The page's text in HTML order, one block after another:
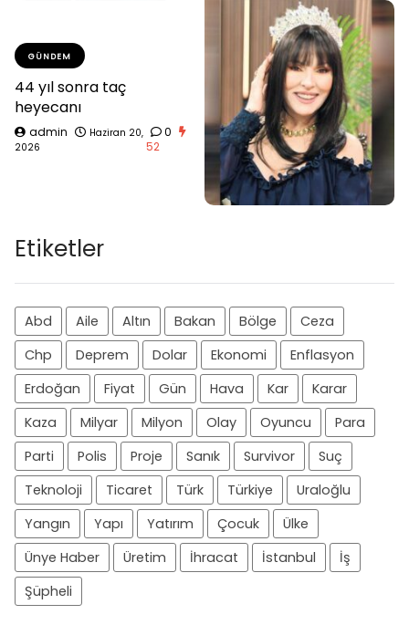
GÜNDEM
44 yıl sonra taç
heyecanı
admin
Haziran 20,
2026
0
52
Etiketler
Abd Aile Altın Bakan Bölge
Ceza
Chp
Deprem Dolar Ekonomi
Enflasyon
Erdoğan
Fiyat Gün Hava Kar
Karar
Kaza
Milyar Milyon Olay Oyuncu
Para
Parti
Polis Proje Sanık Survivor
Suç
Teknoloji
Ticaret Türk Türkiye
Uraloğlu
Yangın
Yapı Yatırım Çocuk
Ülke
Ünye Haber
Üretim İhracat İstanbul
İş
Şüpheli